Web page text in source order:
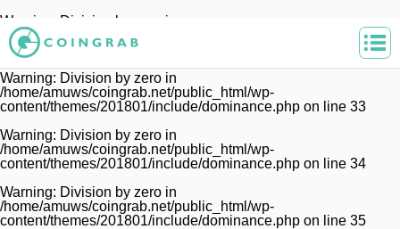
Warning
: Division by zero in
/home/amuws/coingrab.net/public_html/wp-
content/themes/201801/include/dominance.php
32
Warning: Division by zero in
/home/amuws/coingrab.net/public_html/wp-
content/themes/201801/include/dominance.php on line 33
Warning: Division by zero in
/home/amuws/coingrab.net/public_html/wp-
content/themes/201801/include/dominance.php on line 34
Warning: Division by zero in
/home/amuws/coingrab.net/public_html/wp-
content/themes/201801/include/dominance.php on line 35